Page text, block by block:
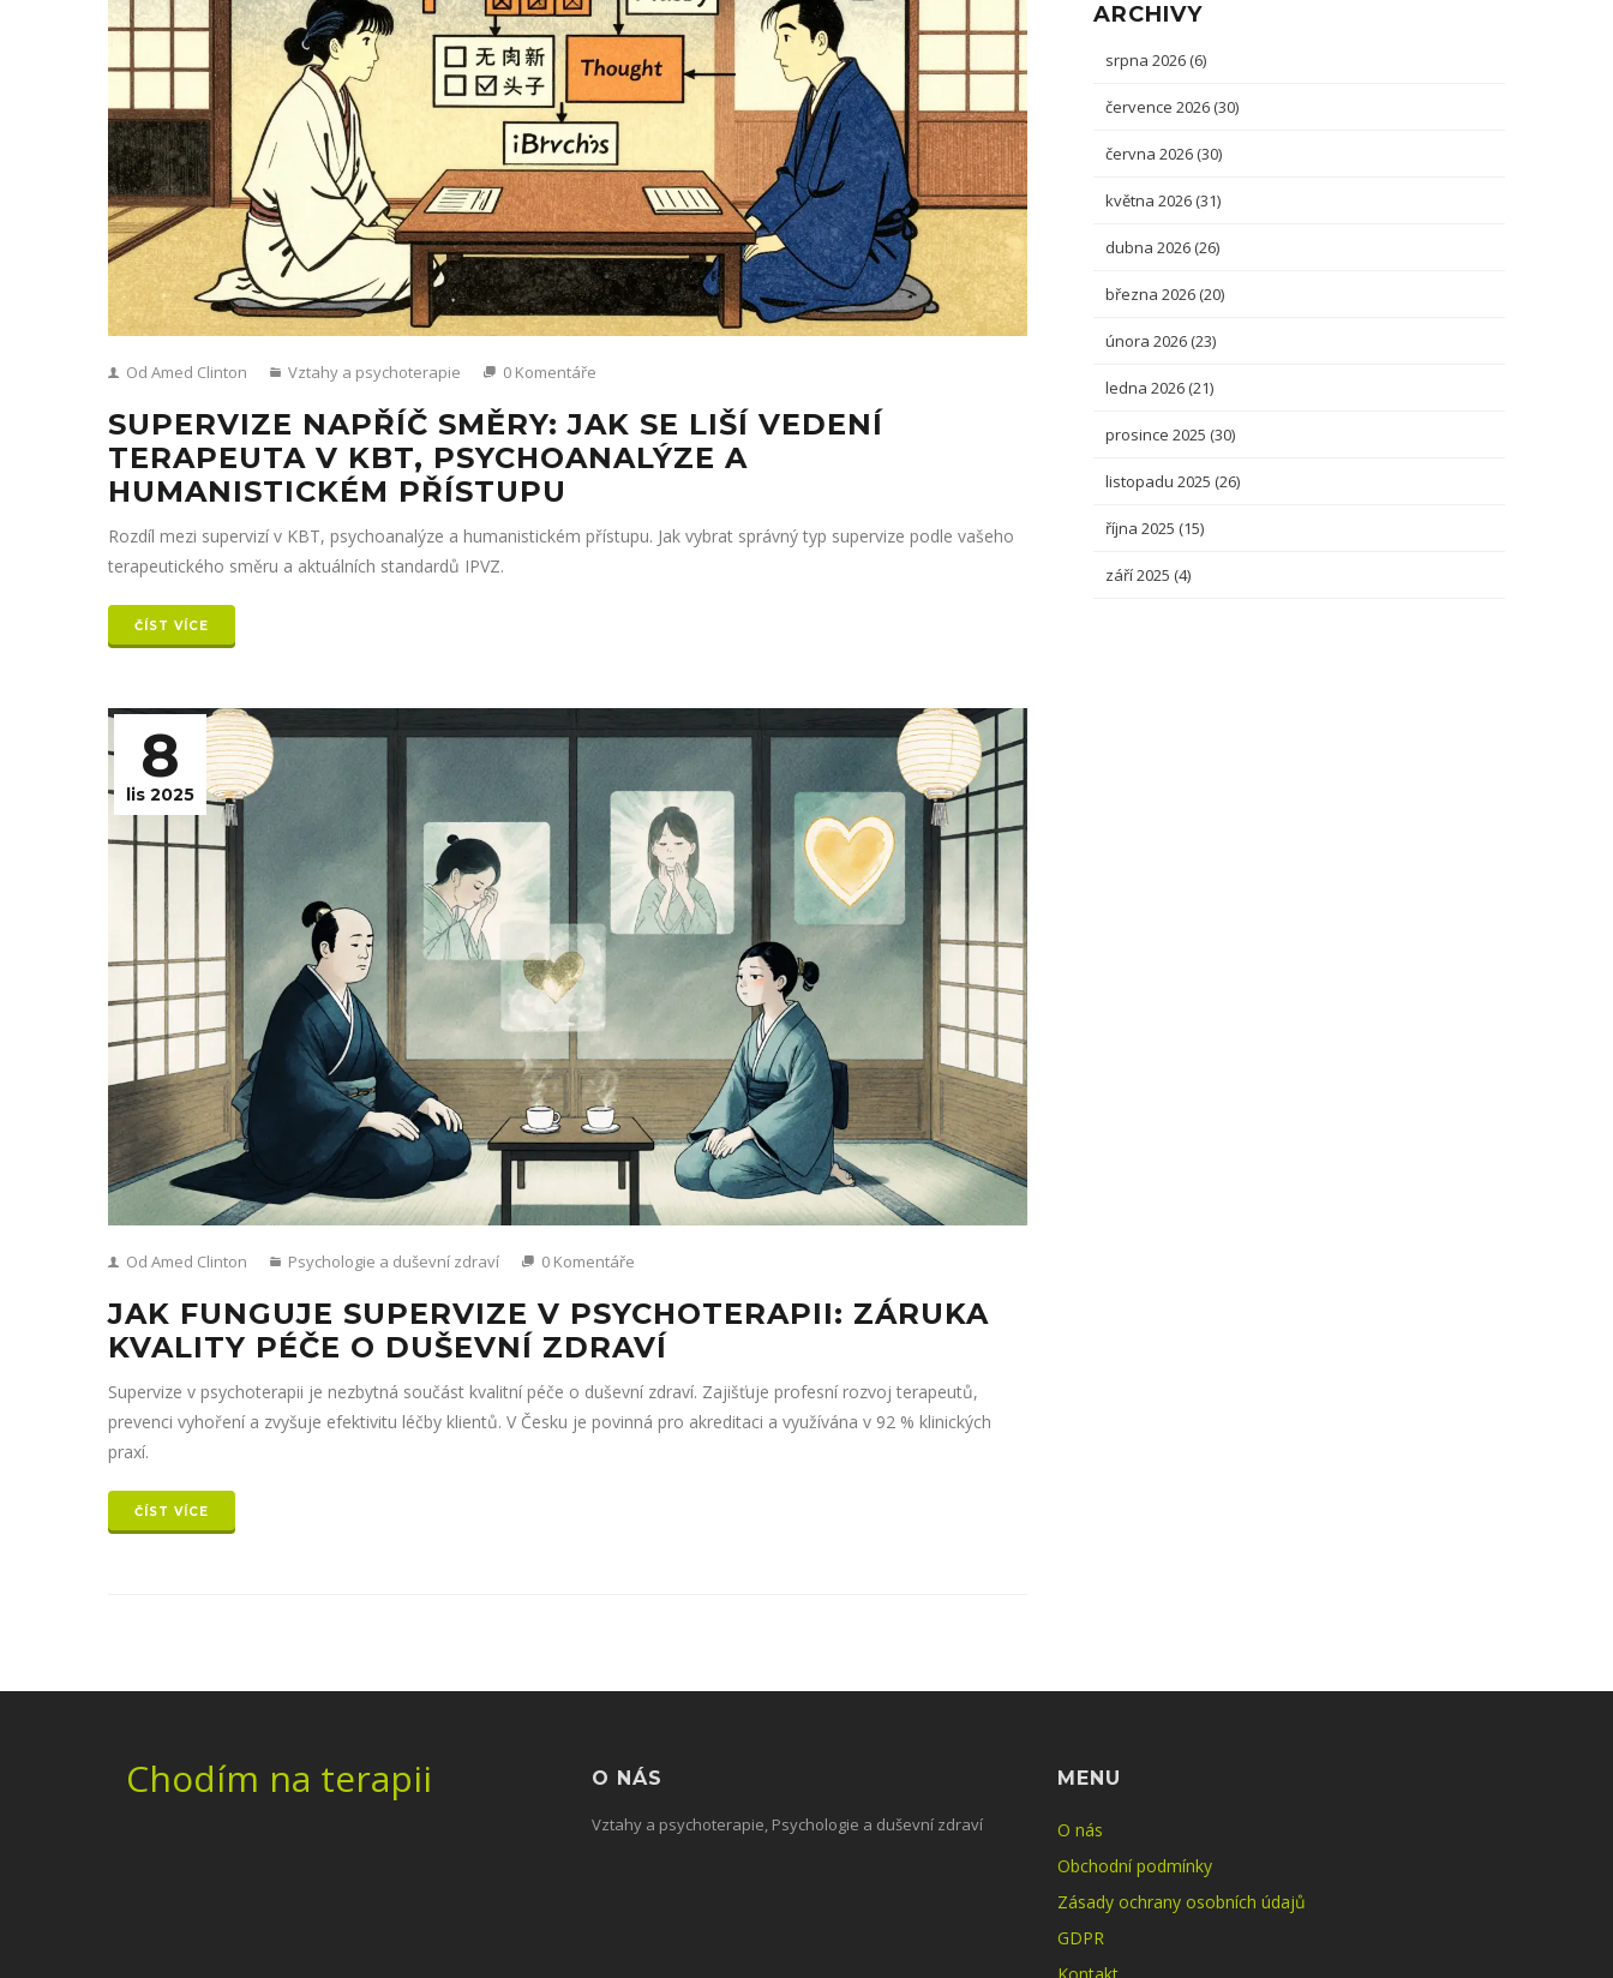
Od Amed Clinton Vztahy a psychoterapie 0 Komentáře
SUPERVIZE NAPŘÍČ SMĚRY: JAK SE LIŠÍ VEDENÍ
TERAPEUTA V KBT, PSYCHOANALÝZE A
HUMANISTICKÉM PŘÍSTUPU
Rozdíl mezi supervizí v KBT, psychoanalýze a humanistickém přístupu. Jak vybrat správný typ supervize podle vašeho
terapeutického směru a aktuálních standardů IPVZ.
ČÍST VÍCE
8
lis 2025
Od Amed Clinton Psychologie a duševní zdraví 0 Komentáře
JAK FUNGUJE SUPERVIZE V PSYCHOTERAPII: ZÁRUKA
KVALITY PÉČE O DUŠEVNÍ ZDRAVÍ
Supervize v psychoterapii je nezbytná součást kvalitní péče o duševní zdraví. Zajišťuje profesní rozvoj terapeutů,
prevenci vyhoření a zvyšuje efektivitu léčby klientů. V Česku je povinná pro akreditaci a využívána v 92 % klinických
praxí.
ČÍST VÍCE
ARCHIVY
srpna 2026 (6)
července 2026 (30)
června 2026 (30)
května 2026 (31)
dubna 2026 (26)
března 2026 (20)
února 2026 (23)
ledna 2026 (21)
prosince 2025 (30)
listopadu 2025 (26)
října 2025 (15)
září 2025 (4)
Chodím na terapii O NÁS
Vztahy a psychoterapie, Psychologie a duševní zdraví
MENU
O nás
Obchodní podmínky
Zásady ochrany osobních údajů
GDPR